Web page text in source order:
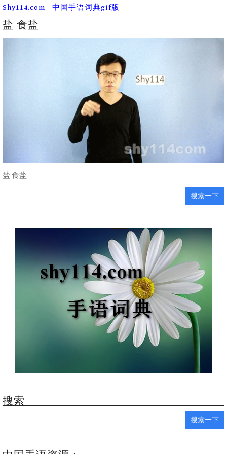
Skip
content
Shy114.com - 中国手语词典gif版
盐 食盐
盐 食盐
Search
搜索
Search